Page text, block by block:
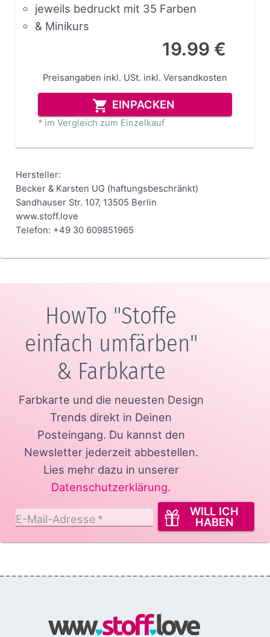
jeweils bedruckt mit 35 Farben
& Minikurs
19.99 €
Preisangaben inkl. USt. inkl. Versandkosten
EINPACKEN
* im Vergleich zum Einzelkauf
Hersteller:
Becker & Karsten UG (haftungsbeschränkt)
Sandhauser Str. 107, 13505 Berlin
www.stoff.love
Telefon: +49 30 609851965
HowTo "Stoffe
einfach umfärben"
& Farbkarte
Farbkarte und die neuesten Design
Trends direkt in Deinen
Posteingang. Du kannst den
Newsletter jederzeit abbestellen.
Lies mehr dazu in unserer
Datenschutzerklärung.
E-Mail-Adresse *
WILL ICH
HABEN